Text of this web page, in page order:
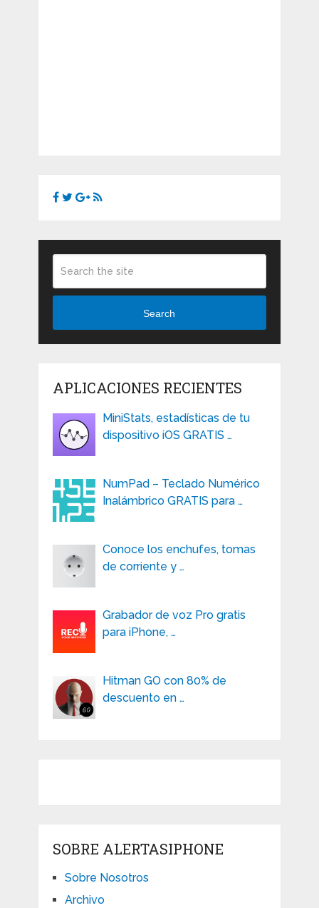
Search
APLICACIONES RECIENTES
MiniStats, estadísticas de tu
dispositivo iOS GRATIS …
NumPad – Teclado Numérico
Inalámbrico GRATIS para …
Conoce los enchufes, tomas
de corriente y …
Grabador de voz Pro gratis
para iPhone, …
Hitman GO con 80% de
descuento en …
SOBRE ALERTASIPHONE
Sobre Nosotros
Archivo